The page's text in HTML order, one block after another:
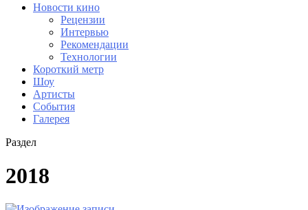
Новости кино
Рецензии
Интервью
Рекомендации
Технологии
Короткий метр
Шоу
Артисты
События
Галерея
Раздел
2018